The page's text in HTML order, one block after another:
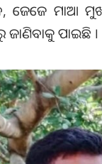
ଜେଜେ ମାଆ
ପାଇଛି ।